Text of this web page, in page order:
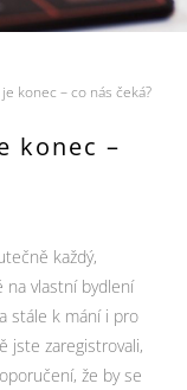
konec – co nás čeká?
konec –
každý,
na vlastní bydlení
stále k mání i pro
jste zaregistrovali,
že by se